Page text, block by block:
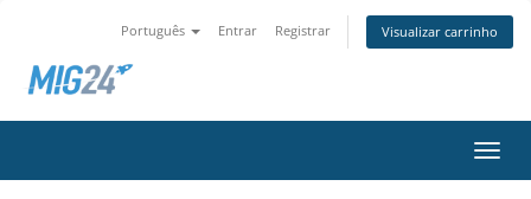
Português Entrar Registrar Visualizar carrinho